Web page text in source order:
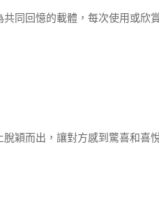
同回憶的載體，每次使用或欣
穎而出，讓對方感到驚喜和喜